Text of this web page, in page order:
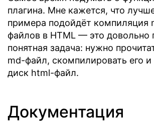
плагина. Мне кажется, что
примера подойдёт компиляция
файлов в HTML — это довольно
понятная задача: нужно
md-файл, скомпилировать его и
диск html-файл.
Документация